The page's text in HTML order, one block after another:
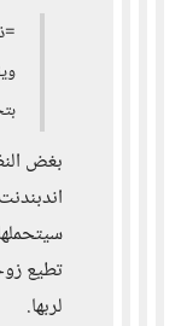
بغض
تطيع
لربها.